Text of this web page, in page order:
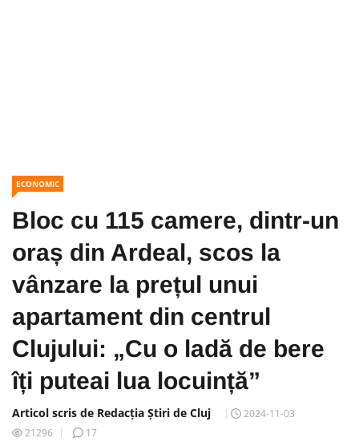
ECONOMIC
Bloc cu 115 camere, dintr-un
oraș din Ardeal, scos la
vânzare la prețul unui
apartament din centrul
Clujului: „Cu o ladă de bere
îți puteai lua locuință”
Articol scris de Redacția Știri de Cluj
2024-11-03
21296
17